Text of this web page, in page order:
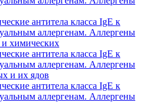
антитела класса IgE к
аллергенам. Аллергены
и химических
антитела класса IgE к
аллергенам. Аллергены
и их ядов
антитела класса IgE к
аллергенам. Аллергены